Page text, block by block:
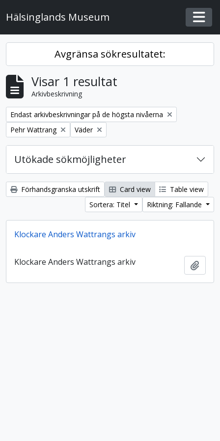
Hälsinglands Museum
Avgränsa sökresultatet:
Visar 1 resultat
Arkivbeskrivning
Remove filter:
Endast arkivbeskrivningar på de högsta nivåerna
Remove filter:
Pehr Wattrang Remove filter:
Väder
Utökade sökmöjligheter
Förhandsgranska utskrift Card view
Table view
Sortera: Titel
Riktning: Fallande
Klockare Anders Wattrangs arkiv
Klockare Anders Wattrangs arkiv